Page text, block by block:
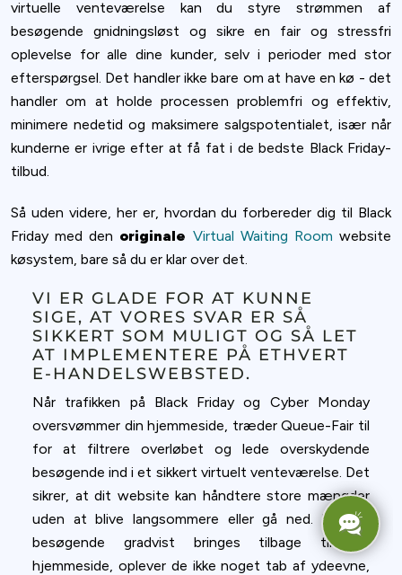
virtuelle venteværelse kan du styre strømmen af
besøgende gnidningsløst og sikre en fair og stressfri
oplevelse for alle dine kunder, selv i perioder med stor
efterspørgsel. Det handler ikke bare om at have en kø - det
handler om at holde processen problemfri og effektiv,
minimere nedetid og maksimere salgspotentialet, især når
kunderne er ivrige efter at få fat i de bedste Black Friday-
tilbud.
Så uden videre, her er, hvordan du forbereder dig til Black
Friday med den originale Virtual Waiting Room website
køsystem, bare så du er klar over det.
VI ER GLADE FOR AT KUNNE
SIGE, AT VORES SVAR ER SÅ
SIKKERT SOM MULIGT OG SÅ LET
AT IMPLEMENTERE PÅ ETHVERT
E-HANDELSWEBSTED.
Når trafikken på Black Friday og Cyber Monday
oversvømmer din hjemmeside, træder Queue-Fair til
for at filtrere overløbet og lede overskydende
besøgende ind i et sikkert virtuelt venteværelse. Det
sikrer, at dit website kan håndtere store mængder
uden at blive langsommere eller gå ned. Når de
besøgende gradvist bringes tilbage til din
hjemmeside, oplever de ikke noget tab af ydeevne,